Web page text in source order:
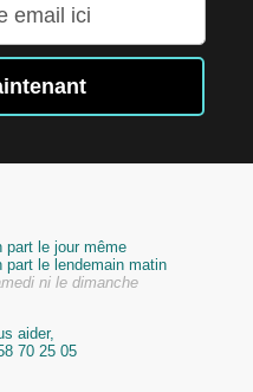
part le jour même
part le lendemain matin
ni le dimanche
aider,
70 25 05